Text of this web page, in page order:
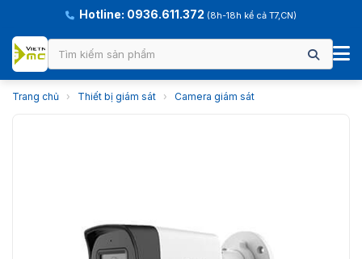
Hotline: 0936.611.372 (8h-18h kể cả T7,CN)
Trang chủ › Thiết bị giám sát › Camera giám sát